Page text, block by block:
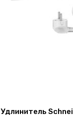
Удлинитель